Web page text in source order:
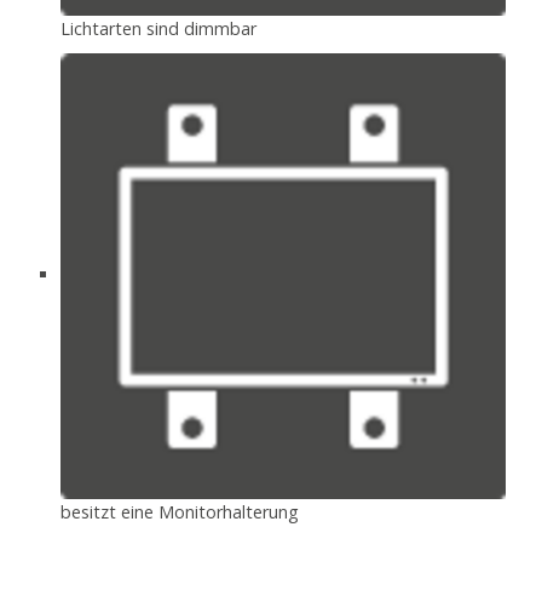
Lichtarten sind dimmbar
besitzt eine Monitorhalterung